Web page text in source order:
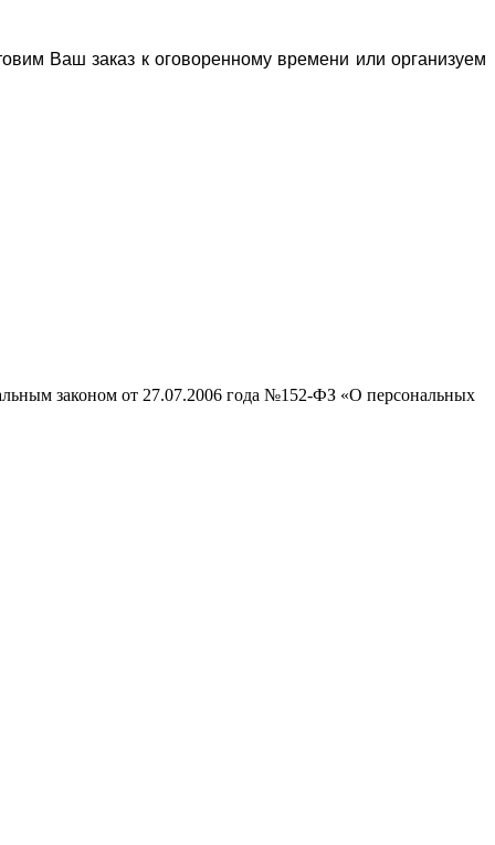
Ваш заказ к оговоренному времени или организуем
законом от 27.07.2006 года №152-ФЗ «О персональных